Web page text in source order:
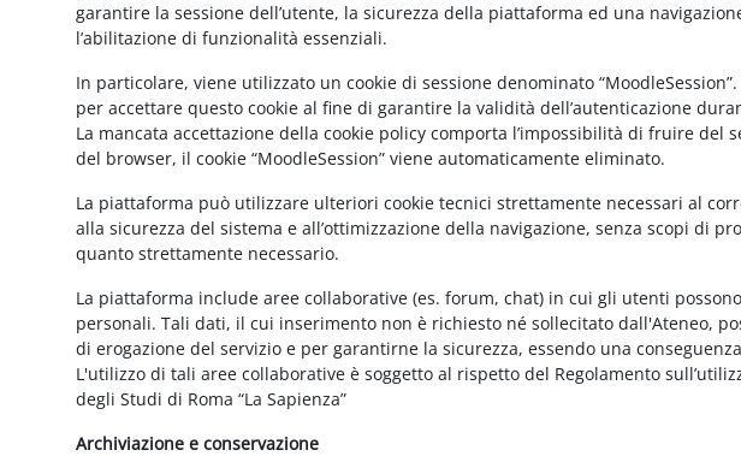
garantire la sessione dell’utente, la sicurezza della piattaforma ed una
l’abilitazione di funzionalità essenziali.
In particolare, viene utilizzato un cookie di sessione denominato
per accettare questo cookie al fine di garantire la validità dell’autenticazione
La mancata accettazione della cookie policy comporta l’impossibilità di fruire del
del browser, il cookie “MoodleSession” viene automaticamente eliminato.
La piattaforma può utilizzare ulteriori cookie tecnici strettamente necessari al
alla sicurezza del sistema e all’ottimizzazione della navigazione, senza scopi di
quanto strettamente necessario.
La piattaforma include aree collaborative (es. forum, chat) in cui gli utenti
personali. Tali dati, il cui inserimento non è richiesto né sollecitato dall'Ateneo,
di erogazione del servizio e per garantirne la sicurezza, essendo una
L'utilizzo di tali aree collaborative è soggetto al rispetto del Regolamento
degli Studi di Roma “La Sapienza”
Archiviazione e conservazione